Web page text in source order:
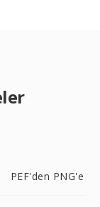
PEF'den PNG'e